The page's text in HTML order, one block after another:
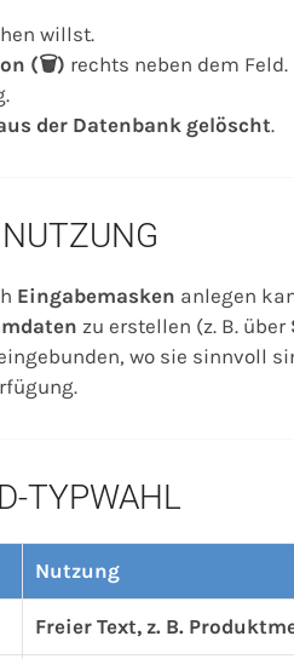
willst.
(🗑) rechts neben dem Feld.
der Datenbank gelöscht.
Eingabemasken anlegen
zu erstellen (z. B. über
wo sie sinnvoll
TYPWAHL
Nutzung
Freier Text, z. B.